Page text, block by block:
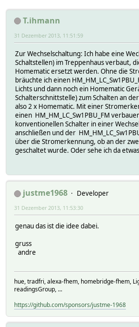
T.ihmann
31 Dezember 2013, 11:51:59
Zur Wechselschaltung: Ich habe eine
Schaltstellen) im Treppenhaus verbaut,
Homematic ersetzt werden. Ohne die
bräuchte ich einen
Lichts und dann noch ein Homematic
Schalterschnittstelle) zum Schalten an
also 2 x Homematic. Mit einer
einen HM_HM_LC_Sw1PBU_FM
konventionellen Schalter in einer
anschließen und der
über die Stromerkennung, ob an der
geschaltet wurde. Oder sehe ich da
justme1968
Developer
31 Dezember 2013, 11:53:30
genau das ist die idee dabei.
gruss
andre
hue, tradfri, alexa-fhem, homebridge-fhem,
readingsGroup, ...
https://github.com/sponsors/justme-1968